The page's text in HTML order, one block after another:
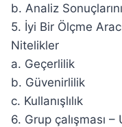
b. Analiz
5. İyi Bir Ölçme
Nitelikler
a. Geçerlilik
b. Güvenirlilik
c. Kullanışlılık
6. Grup çalışması –